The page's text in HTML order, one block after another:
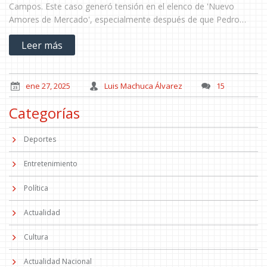
Campos. Este caso generó tensión en el elenco de 'Nuevo
Amores de Mercado', especialmente después de que Pedro
amenazara la carrera de Simón si su madre decidía testificar a
favor de su padre. A pesar de ello, María Verónica Neumann
decidió testificar, mientras que las expectativas sobre el
desarrollo del caso crecen.
Leer más
ene 27, 2025 Luis Machuca Álvarez 15
Categorías
Deportes
Entretenimiento
Política
Actualidad
Cultura
Actualidad Nacional